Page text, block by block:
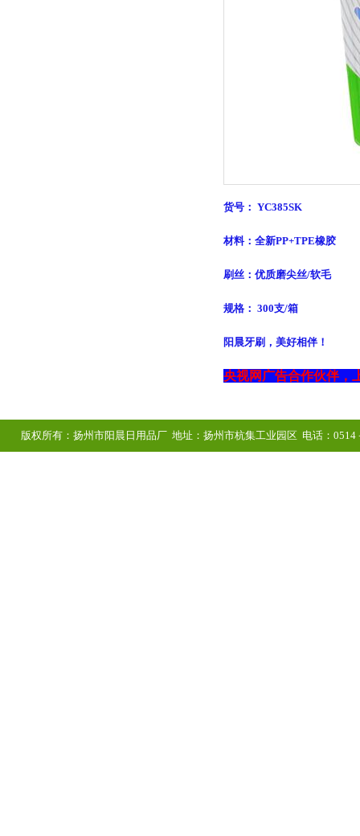
货号： YC385SK
材料：全新PP+TPE橡胶
刷丝：优质磨尖丝/软毛
规格： 300支/箱
阳晨牙刷，美好相伴！
央视网广告合作伙伴，
版权所有：扬州市阳晨日用品厂 地址：扬州市杭集工业园区 电话：